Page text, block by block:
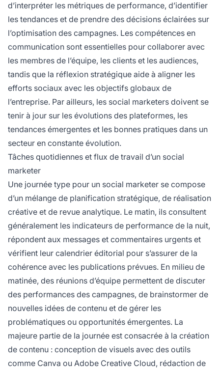
d’interpréter les métriques de performance, d’identifier
les tendances et de prendre des décisions éclairées sur
l’optimisation des campagnes. Les compétences en
communication sont essentielles pour collaborer avec
les membres de l’équipe, les clients et les audiences,
tandis que la réflexion stratégique aide à aligner les
efforts sociaux avec les objectifs globaux de
l’entreprise. Par ailleurs, les social marketers doivent se
tenir à jour sur les évolutions des plateformes, les
tendances émergentes et les bonnes pratiques dans un
secteur en constante évolution.
Tâches quotidiennes et flux de travail d’un social
marketer
Une journée type pour un social marketer se compose
d’un mélange de planification stratégique, de réalisation
créative et de revue analytique. Le matin, ils consultent
généralement les indicateurs de performance de la nuit,
répondent aux messages et commentaires urgents et
vérifient leur calendrier éditorial pour s’assurer de la
cohérence avec les publications prévues. En milieu de
matinée, des réunions d’équipe permettent de discuter
des performances des campagnes, de brainstormer de
nouvelles idées de contenu et de gérer les
problématiques ou opportunités émergentes. La
majeure partie de la journée est consacrée à la création
de contenu : conception de visuels avec des outils
comme Canva ou Adobe Creative Cloud, rédaction de